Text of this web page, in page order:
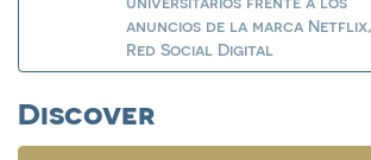
anuncios de la marca
Red Social Digital
Discover